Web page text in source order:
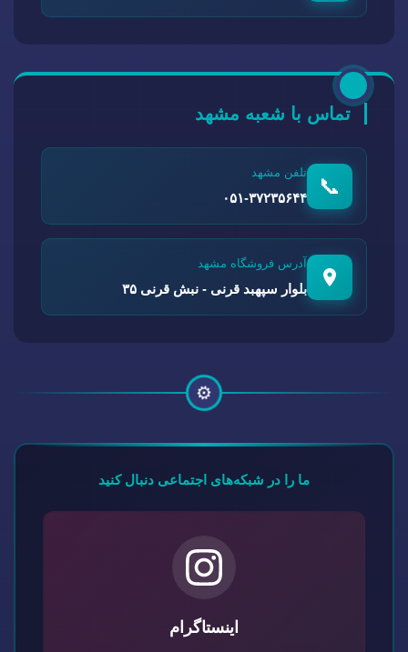
تماس با شعبه مشهد
📞
تلفن مشهد
۰۵۱-۳۷۲۳۵۶۴۴
آدرس فروشگاه مشهد
بلوار سپهبد قرنی - نبش قرنی ۳۵
⚙️
ما را در شبکه‌های اجتماعی دنبال کنید
اینستاگرام